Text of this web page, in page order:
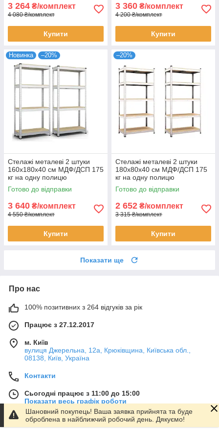
3 264 ₴/комплект
4 080 ₴/комплект
Купити
3 360 ₴/комплект
4 200 ₴/комплект
Купити
Новинка –20%
Стелажі металеві 2 штуки
160х180х40 см МДФ/ДСП 175
кг на одну полицю
оцинковані 4 полиці (х2)
комплект
Готово до відправки
3 640 ₴/комплект
4 550 ₴/комплект
Купити
–20%
Стелажі металеві 2 штуки
180х80х40 см МДФ/ДСП 175
кг на одну полицю
оцинковані 5 полиці (х2)
комплект
Готово до відправки
2 652 ₴/комплект
3 315 ₴/комплект
Купити
Показати ще
Про нас
100% позитивних з 264 відгуків за рік
Працює з 27.12.2017
м. Київ
вулиця Джерельна, 12а, Крюківщина, Київська обл.,
08138, Київ, Україна
Контакти
Сьогодні працює з 11:00 до 15:00
Показати весь графік роботи
Шановний покупець! Ваша заявка прийнята та буде
оброблена в найближчий робочий день. Дякуємо!